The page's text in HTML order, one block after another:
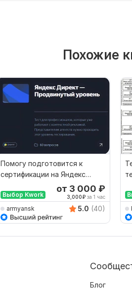
Похожие
Помогу подготовится к
сертификации на Яндекс
Директ продвинутый
Выбор Kwork
от 3 000 ₽
3,000₽ за 1 час
armyansk 5.0 (40)
Блог